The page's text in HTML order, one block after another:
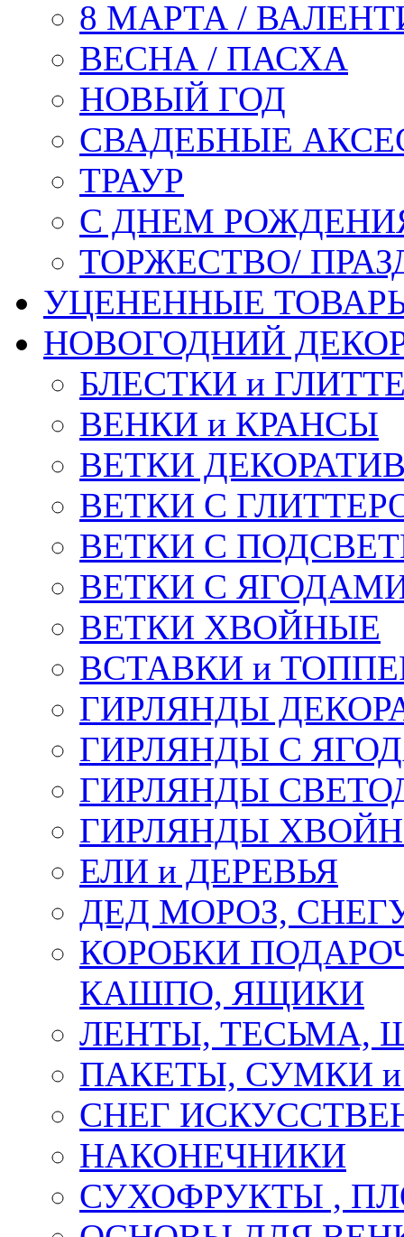
8 МАРТА /
ВЕСНА / ПАСХА
НОВЫЙ ГОД
СВАДЕБНЫЕ
ТРАУР
С ДНЕМ
ТОРЖЕСТВО/
УЦЕНЕННЫЕ
НОВОГОДНИЙ
БЛЕСТКИ и
ВЕНКИ и КРАНСЫ
ВЕТКИ
ВЕТКИ С
ВЕТКИ С
ВЕТКИ С
ВЕТКИ ХВОЙНЫЕ
ВСТАВКИ и
ГИРЛЯНДЫ
ГИРЛЯНДЫ С
ГИРЛЯНДЫ
ГИРЛЯНДЫ
ЕЛИ и ДЕРЕВЬЯ
ДЕД МОРОЗ,
КОРОБКИ
КАШПО, ЯЩИКИ
ЛЕНТЫ, ТЕСЬМА,
ПАКЕТЫ, СУМКИ
СНЕГ
НАКОНЕЧНИКИ
СУХОФРУКТЫ ,